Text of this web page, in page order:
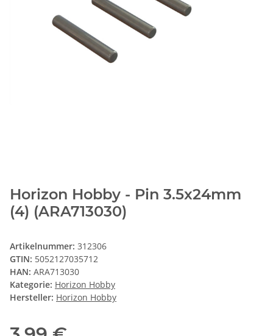
Horizon Hobby - Pin 3.5x24mm
(4) (ARA713030)
Artikelnummer: 312306
GTIN: 5052127035712
HAN: ARA713030
Kategorie: Horizon Hobby
Hersteller: Horizon Hobby